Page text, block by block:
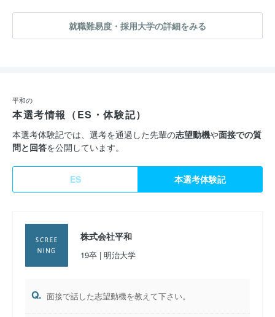
就職難易度・採用大学の詳細をみる
平和の
本選考情報（ES・体験記）
本選考体験記では、選考を通過した先輩の志望動機や面接での質
問と回答を公開しています。
ES 本選考体験記
株式会社平和
19卒 | 明治大学
Q. 面接で話した志望動機を教えて下さい。